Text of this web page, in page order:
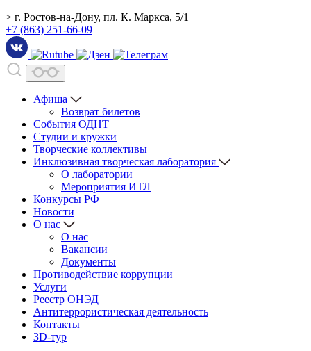
> г. Ростов-на-Дону, пл. К. Маркса, 5/1
+7 (863) 251-66-09
Афиша
Возврат билетов
События ОДНТ
Студии и кружки
Творческие коллективы
Инклюзивная творческая лаборатория
О лаборатории
Мероприятия ИТЛ
Конкурсы РФ
Новости
О нас
О нас
Вакансии
Документы
Противодействие коррупции
Услуги
Реестр ОНЭД
Антитеррористическая деятельность
Контакты
3D-тур